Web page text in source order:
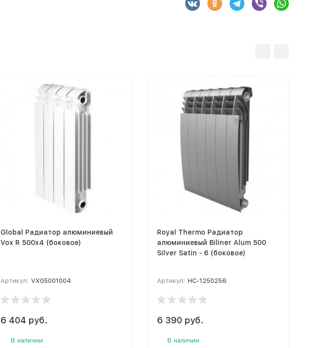
Global Радиатор алюминиевый
Vox R 500х4 (боковое)
Артикул: VX05001004
6 404 руб.
В наличии
Royal Thermo Радиатор
алюминиевый Biliner Alum 500
Silver Satin - 6 (боковое)
Артикул: НС-1250256
6 390 руб.
В наличии